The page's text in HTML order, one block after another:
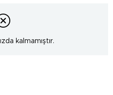
kalmamıştır.